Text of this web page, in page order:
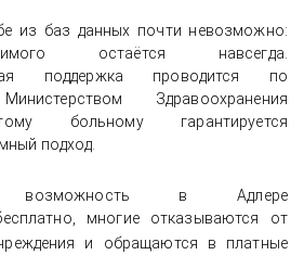
из баз данных почти невозможно:
остаётся навсегда.
поддержка проводится по
Здравоохранения
больному гарантируется
подход.
в Адлере
многие отказываются от
и обращаются в платные